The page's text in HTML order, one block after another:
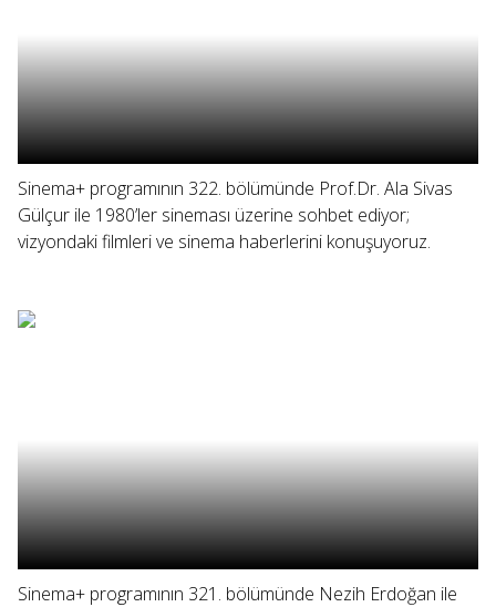
Sinema+ programının 322. bölümünde Prof.Dr. Ala Sivas
Gülçur ile 1980’ler sineması üzerine sohbet ediyor;
vizyondaki filmleri ve sinema haberlerini konuşuyoruz.
Sinema+ programının 321. bölümünde Nezih Erdoğan ile